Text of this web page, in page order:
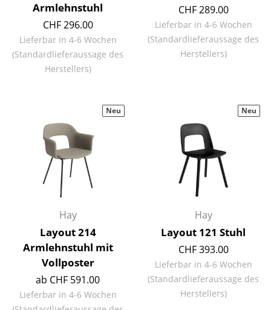
Sekretäre & PC-Tische
Konferenztische
Gartentische
Servierwagen
Einzelteile
... alle Tische
Aufbewahren
Regale & Schränke
Bücherregale
Armlehnstuhl
CHF 296.00
Lieferbar in 4-6 Wochen
(Standardlieferaussage des
Herstellers)
CHF 289.00
Lieferbar in 4-6 Wochen
(Standardlieferaussage des
Herstellers)
Hay
Layout 214
Armlehnstuhl mit
Vollposter
ab CHF 591.00
Lieferbar in 4-6 Wochen
Neu
Hay
Layout 121 Stuhl
CHF 393.00
Lieferbar in 4-6 Wochen
(Standardlieferaussage des
Herstellers)
Neu